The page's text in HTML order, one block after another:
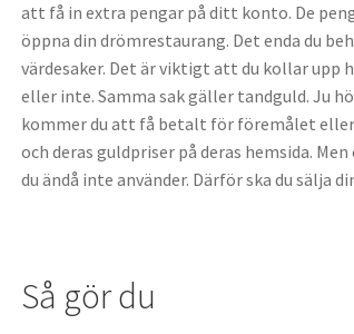
att få in extra pengar på ditt konto. De
öppna din drömrestaurang. Det enda du
värdesaker. Det är viktigt att du kollar upp
eller inte. Samma sak gäller tandguld. Ju
kommer du att få betalt för föremålet eller
och deras guldpriser på deras hemsida.
du ändå inte använder. Därför ska du sälja
Så gör du